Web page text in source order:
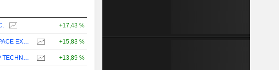
+17,43 %
SPACEX (SPACE EXPLORATION TECHNOLOGIES) +15,83 %
MICROCHIP TECHNOLOGY INCORPORATED +13,89 %